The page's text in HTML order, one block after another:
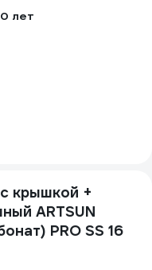
лет
крышкой +
ARTSUN
PRO SS 16